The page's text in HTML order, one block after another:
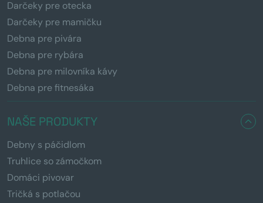
Darčeky pre otecka
Darčeky pre mamičku
Debna pre pivára
Debna pre rybára
Debna pre milovníka kávy
Debna pre fitnesáka
NAŠE PRODUKTY
Debny s páčidlom
Truhlice so zámočkom
Domáci pivovar
Tričká s potlačou